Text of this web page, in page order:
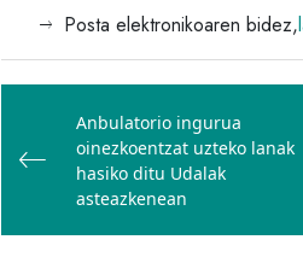
Posta elektronikoaren bidez,
Bidalketetan
zehar
nabigatu
Anbulatorio ingurua
oinezkoentzat uzteko lanak
hasiko ditu Udalak
asteazkenean